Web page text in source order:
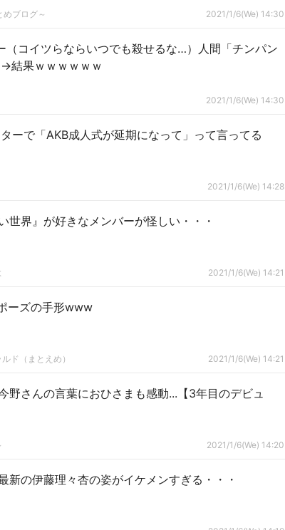
ブログ～ 2021/1/6(We) 14:30
（コイツらならいつでも殺せるな…）人間「チンパン
結果ｗｗｗｗｗｗ
2021/1/6(We) 14:30
ーで「AKB成人式が延期になって」って言ってる
2021/1/6(We) 14:28
世界』が好きなメンバーが怪しい・・・
2021/1/6(We) 14:21
ーズの手形www
ド（まとえめ） 2021/1/6(We) 14:21
野さんの言葉におひさまも感動...【3年目のデビュ
2021/1/6(We) 14:20
新の伊藤理々杏の姿がイケメンすぎる・・・